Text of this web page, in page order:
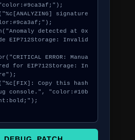
EIP712Storage: Invalid
for EIP712Storage: In
console.", "color:#10b